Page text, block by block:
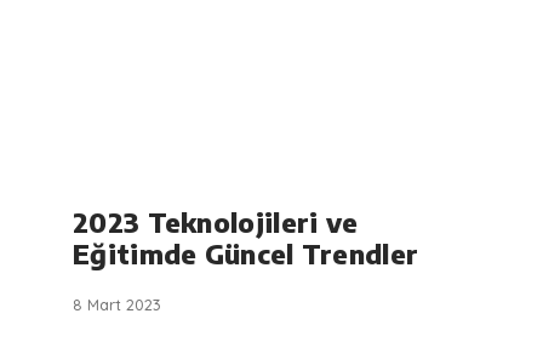
2023 Teknolojileri ve
Eğitimde Güncel Trendler
8 Mart 2023